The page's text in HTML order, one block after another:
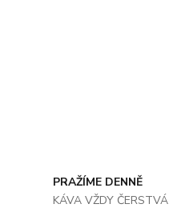
PRAŽÍME DENNĚ
KÁVA VŽDY ČERSTVÁ